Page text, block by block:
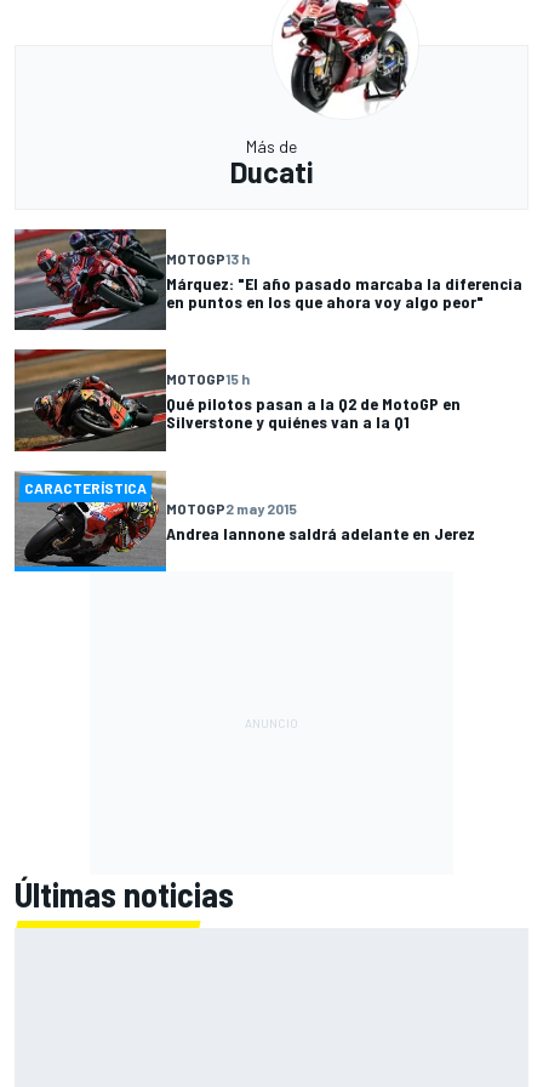
Más de
Ducati
MOTOGP13 h
Márquez: "El año pasado marcaba la diferencia
en puntos en los que ahora voy algo peor"
MOTOGP15 h
Qué pilotos pasan a la Q2 de MotoGP en
Silverstone y quiénes van a la Q1
CARACTERÍSTICA
MOTOGP2 may 2015
Andrea Iannone saldrá adelante en Jerez
Últimas noticias